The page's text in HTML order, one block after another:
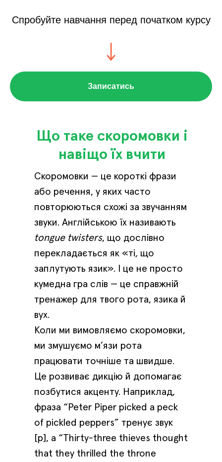
Спробуйте навчання перед початком курсу
Записатись
Що таке скоромовки і
навіщо їх вчити
Скоромовки — це короткі фрази
або речення, у яких часто
повторюються схожі за звучанням
звуки. Англійською їх називають
tongue twisters, що дослівно
перекладається як «ті, що
заплутують язик». І це не просто
кумедна гра слів — це справжній
тренажер для твого рота, язика й
вух.
Коли ми вимовляємо скоромовки,
ми змушуємо м’язи рота
працювати точніше та швидше.
Це розвиває дикцію й допомагає
позбутися акценту. Наприклад,
фраза “Peter Piper picked a peck
of pickled peppers” тренує звук
[p], а “Thirty-three thieves thought
that they thrilled the throne